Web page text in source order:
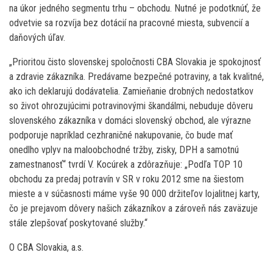
na úkor jedného segmentu trhu – obchodu. Nutné je podotknúť, že
odvetvie sa rozvíja bez dotácií na pracovné miesta, subvencií a
daňových úľav.
„Prioritou čisto slovenskej spoločnosti CBA Slovakia je spokojnosť
a zdravie zákazníka. Predávame bezpečné potraviny, a tak kvalitné,
ako ich deklarujú dodávatelia. Zamieňanie drobných nedostatkov
so život ohrozujúcimi potravinovými škandálmi, nebuduje dôveru
slovenského zákazníka v domáci slovenský obchod, ale výrazne
podporuje napríklad cezhraničné nakupovanie, čo bude mať
onedlho vplyv na maloobchodné tržby, zisky, DPH a samotnú
zamestnanosť“ tvrdí V. Kocúrek a zdôrazňuje: „Podľa TOP 10
obchodu za predaj potravín v SR v roku 2012 sme na šiestom
mieste a v súčasnosti máme vyše 90 000 držiteľov lojalitnej karty,
čo je prejavom dôvery našich zákazníkov a zároveň nás zaväzuje
stále zlepšovať poskytované služby.“
O CBA Slovakia, a.s.